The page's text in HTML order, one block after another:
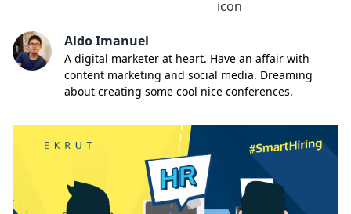
Aldo Imanuel
A digital marketer at heart. Have an affair with
content marketing and social media. Dreaming
about creating some cool nice conferences.